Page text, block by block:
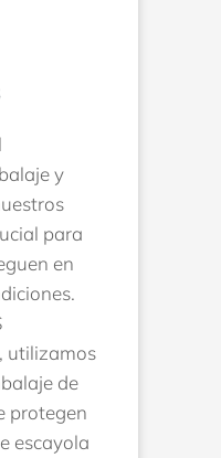
y
para
en
utilizamos
de
protegen
escayola